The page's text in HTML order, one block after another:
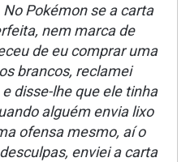
No Pokémon se a carta
nem marca de
de eu comprar uma
brancos, reclamei
disse-lhe que ele tinha
alguém envia lixo
ofensa mesmo, aí o
enviei a carta